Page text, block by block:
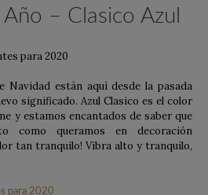
Año – Clasico Azul
Navidad están aquí desde la pasada
significado. Azul Clasico es el color
y estamos encantados de saber que
como queramos en decoración
tan tranquilo! Vibra alto y tranquilo,